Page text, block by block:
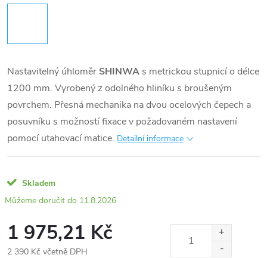
Nastavitelný úhloměr SHINWA s metrickou stupnicí o délce
1200 mm. Vyrobený z odolného hliníku s broušeným
povrchem. Přesná mechanika na dvou ocelových čepech a
posuvníku s možností fixace v požadovaném nastavení
pomocí utahovací matice. Detailní informace
Skladem
11.8.2026
1 975,21 Kč
2 390 Kč včetně DPH